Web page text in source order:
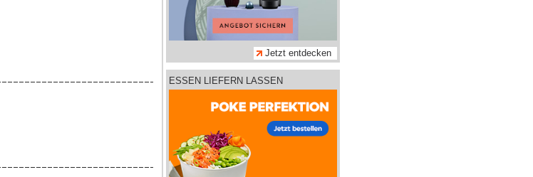
Jetzt entdecken
ESSEN LIEFERN LASSEN